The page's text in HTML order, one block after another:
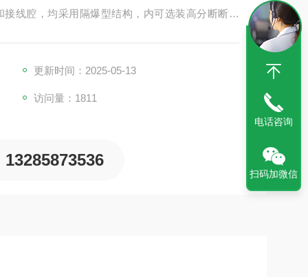
线腔，均采用隔爆型结构，内可选装高分断断路
更新时间：2025-05-13
访问量：1811
13285873536
电话咨询
扫码加微信